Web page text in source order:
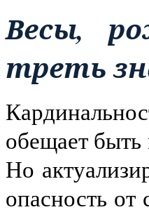
Весы,
треть
обещает быть
Но
опасность от